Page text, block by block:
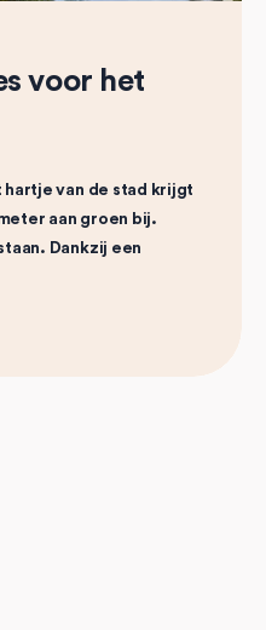
voor het
van de stad krijgt
aan groen bij.
Dankzij een